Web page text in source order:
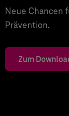
Neue Chancen
Prävention.
Zum